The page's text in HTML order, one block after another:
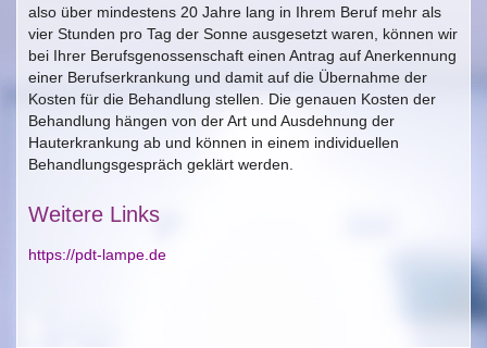
also über mindestens 20 Jahre lang in Ihrem Beruf mehr als
vier Stunden pro Tag der Sonne ausgesetzt waren, können wir
bei Ihrer Berufsgenossenschaft einen Antrag auf Anerkennung
einer Berufserkrankung und damit auf die Übernahme der
Kosten für die Behandlung stellen. Die genauen Kosten der
Behandlung hängen von der Art und Ausdehnung der
Hauterkrankung ab und können in einem individuellen
Behandlungsgespräch geklärt werden.
Weitere Links
https://pdt-lampe.de